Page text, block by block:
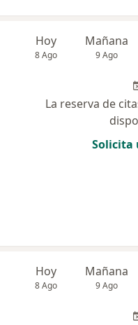
Hoy
8 Ago
Mañana
9 Ago
La reserva de
Solicita
Hoy
8 Ago
Mañana
9 Ago